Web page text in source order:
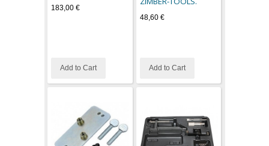
183,00 €
Add to Cart
48,60 €
Add to Cart